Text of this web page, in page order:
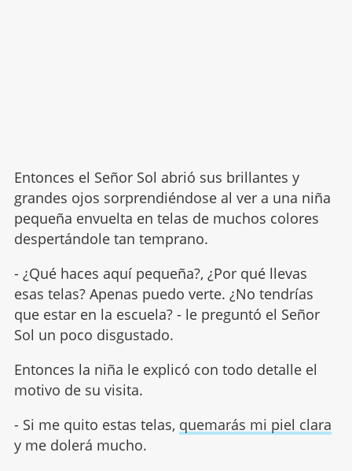
Entonces el Señor Sol abrió sus brillantes y
grandes ojos sorprendiéndose al ver a una niña
pequeña envuelta en telas de muchos colores
despertándole tan temprano.
- ¿Qué haces aquí pequeña?, ¿Por qué llevas
esas telas? Apenas puedo verte. ¿No tendrías
que estar en la escuela? - le preguntó el Señor
Sol un poco disgustado.
Entonces la niña le explicó con todo detalle el
motivo de su visita.
- Si me quito estas telas, quemarás mi piel clara
y me dolerá mucho.